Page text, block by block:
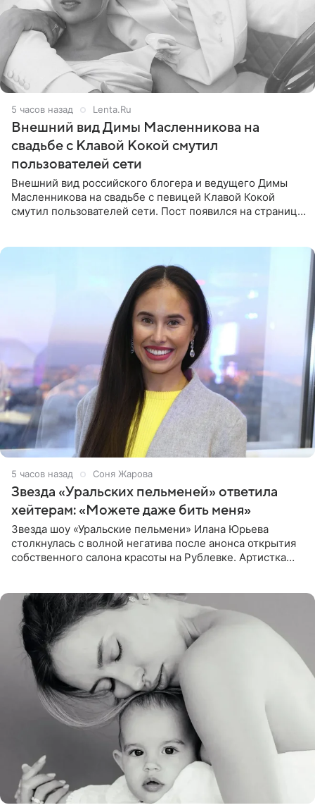
5 часов назад Lenta.Ru
Внешний вид Димы Масленникова на
свадьбе с Клавой Кокой смутил
пользователей сети
Внешний вид российского блогера и ведущего Димы
Масленникова на свадьбе с певицей Клавой Кокой
смутил пользователей сети. Пост появился на странице
5 часов назад Соня Жарова
Звезда «Уральских пельменей» ответила
хейтерам: «Можете даже бить меня»
Звезда шоу «Уральские пельмени» Илана Юрьева
столкнулась с волной негатива после анонса открытия
собственного салона красоты на Рублевке. Артистка